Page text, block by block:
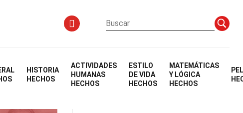
HISTORIA
HECHOS
ACTIVIDADES
HUMANAS
HECHOS
ESTILO
DE VIDA
HECHOS
MATEMÁTICAS
Y LÓGICA
HECHOS